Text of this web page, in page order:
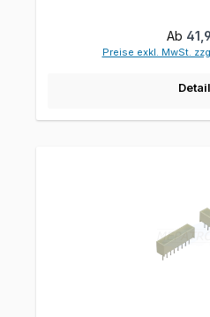
Ab
Preise exkl. MwSt.